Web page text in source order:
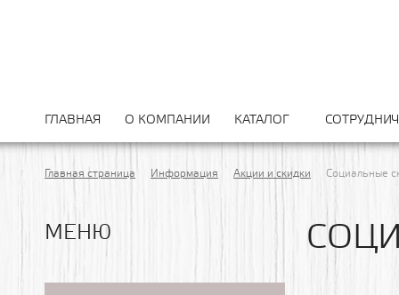
ГЛАВНАЯ О КОМПАНИИ КАТАЛОГ
Главная страница Информация Акции и скидки Социальные
МЕНЮ